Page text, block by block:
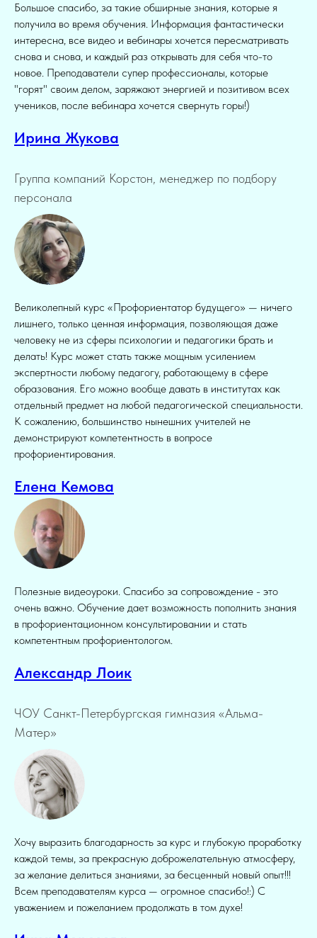
Большое спасибо, за такие обширные знания, которые я
получила во время обучения. Информация фантастически
интересна, все видео и вебинары хочется пересматривать
снова и снова, и каждый раз открывать для себя что-то
новое. Преподаватели супер профессионалы, которые
"горят" своим делом, заряжают энергией и позитивом всех
учеников, после вебинара хочется свернуть горы!)
Ирина Жукова
Группа компаний Корстон, менеджер по подбору
персонала
Великолепный курс «Профориентатор будущего» — ничего
лишнего, только ценная информация, позволяющая даже
человеку не из сферы психологии и педагогики брать и
делать! Курс может стать также мощным усилением
экспертности любому педагогу, работающему в сфере
образования. Его можно вообще давать в институтах как
отдельный предмет на любой педагогической специальности.
К сожалению, большинство нынешних учителей не
демонстрируют компетентность в вопросе
профориентирования.
Елена Кемова
Полезные видеоуроки. Спасибо за сопровождение - это
очень важно. Обучение дает возможность пополнить знания
в профориентационном консультировании и стать
компетентным профориентологом.
Александр Лоик
ЧОУ Санкт-Петербургская гимназия «Альма-
Матер»
Хочу выразить благодарность за курс и глубокую проработку
каждой темы, за прекрасную доброжелательную атмосферу,
за желание делиться знаниями, за бесценный новый опыт!!!
Всем преподавателям курса — огромное спасибо!:) С
уважением и пожеланием продолжать в том духе!